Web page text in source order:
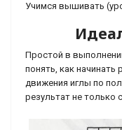
Учимся вышивать
Простой в
понять, как
движения иглы по
результат не только